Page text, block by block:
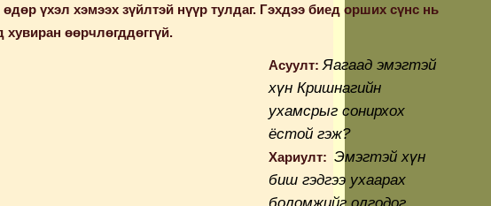
үхэл хэмээх зүйлтэй нүүр тулдаг. Гэхдээ биед орших сүнс нь
хувиран өөрчлөгддөггүй.
Асуулт: Яагаад эмэгтэй
хүн Кришнагийн
ухамсрыг сонирхох
ёстой гэж?
Хариулт: Эмэгтэй хүн
биш гэдгээ ухаарах
боломжийг олгодог.